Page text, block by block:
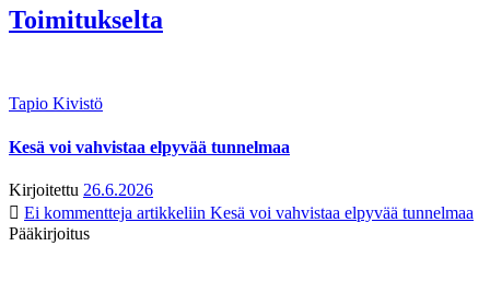
Toimitukselta
Tapio Kivistö
Kesä voi vahvistaa elpyvää tunnelmaa
Kirjoitettu 26.6.2026
Ei kommentteja artikkeliin Kesä voi vahvistaa elpyvää tunnelmaa
Pääkirjoitus